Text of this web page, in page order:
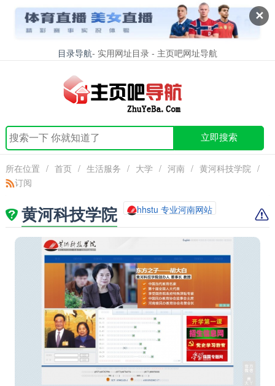
✕
目录导航- 实用网址目录 - 主页吧网址导航
立即搜索
所在位置 / 首页 / 生活服务 / 大学 / 河南 / 黄河科技学院 /
订阅
黄河科技学院 hhstu 专业河南网站